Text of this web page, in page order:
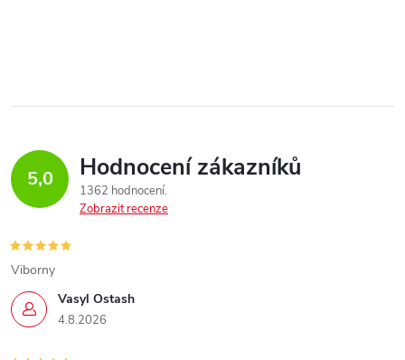
5,0 Hodnocení zákazníků
1362 hodnocení
Zobrazit recenze
Vasyl Ostash
4.8.2026
Viborny